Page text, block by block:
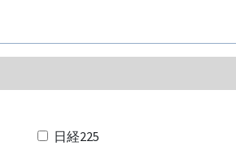
日経225